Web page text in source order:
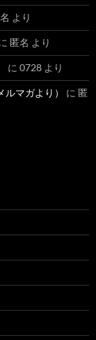
より
匿名 より
に 0728 より
マガより） に 匿